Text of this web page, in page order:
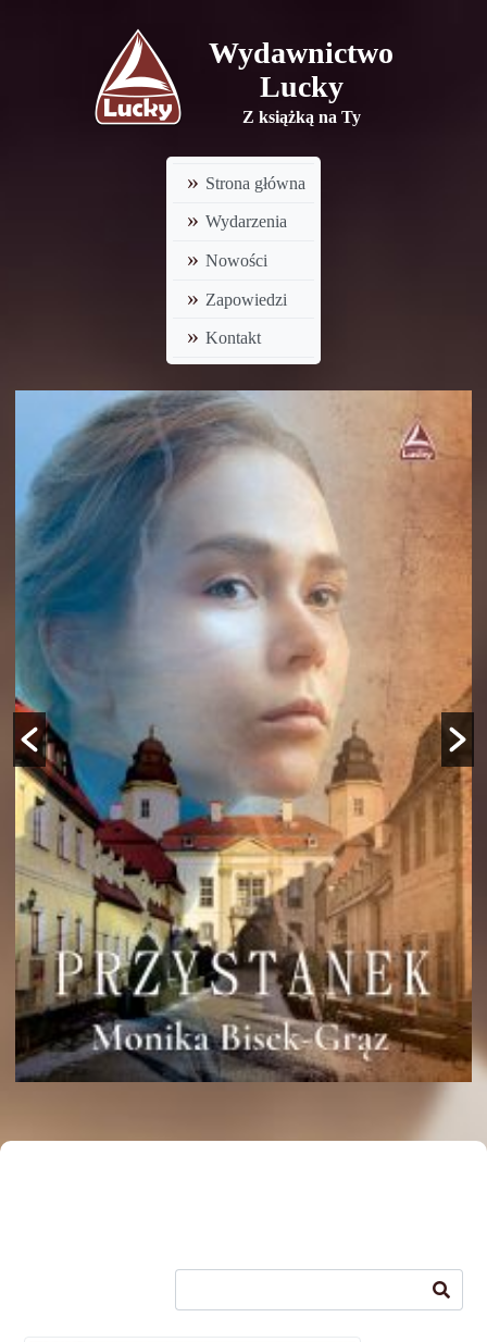
Wydawnictwo
Lucky
Z książką na Ty
Strona główna
Wydarzenia
Nowości
Zapowiedzi
Kontakt